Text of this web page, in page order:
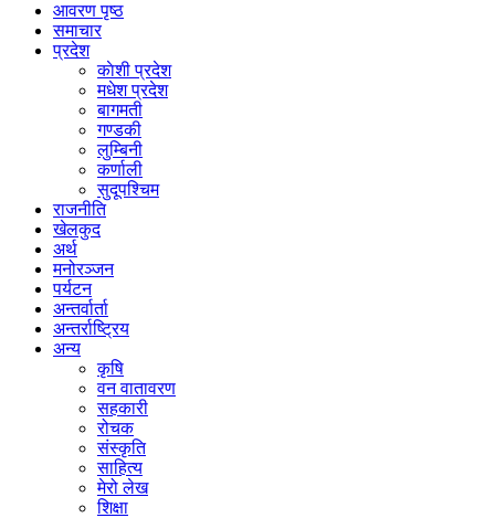
आवरण पृष्‍ठ
समाचार
प्रदेश
काेशी प्रदेश
मधेश प्रदेश
बागमती
गण्डकी
लुम्बिनी
कर्णाली
सुदूपश्‍चिम
राजनीति
खेलकुद
अर्थ
मनोरञ्‍जन
पर्यटन
अन्तर्वार्ता
अन्तर्राष्‍ट्रिय
अन्य
कृषि
वन वातावरण
सहकारी
रोचक
संस्कृति
साहित्य
मेरो लेख
शिक्षा